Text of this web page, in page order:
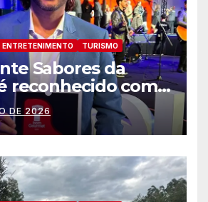
ENTRETENIMENTO TURISMO
Sabores da
reconhecido como
Imperdíveis
Iguaçu
DE 2026